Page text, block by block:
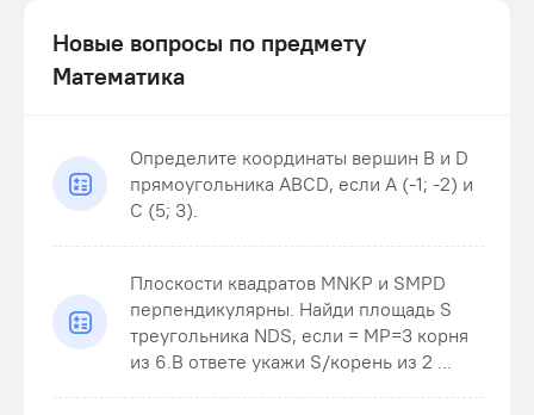
Новые вопросы по предмету
Математика
Определите координаты вершин В и D
прямоугольника ABCD, если А (-1; -2) и
С (5; 3).
Плоскости квадратов MNKP и SMPD
перпендикулярны. Найди площадь S
треугольника NDS , если = MP=3 корня
из 6.В ответе укажи S/корень из 2 ...